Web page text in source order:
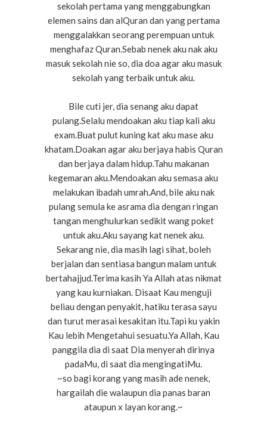
sekolah pertama yang menggabungkan
elemen sains dan alQuran dan yang pertama
menggalakkan seorang perempuan untuk
menghafaz Quran.Sebab nenek aku nak aku
masuk sekolah nie so, dia doa agar aku masuk
sekolah yang terbaik untuk aku.
Bile cuti jer, dia senang aku dapat
pulang.Selalu mendoakan aku tiap kali aku
exam.Buat pulut kuning kat aku mase aku
khatam.Doakan agar aku berjaya habis Quran
dan berjaya dalam hidup.Tahu makanan
kegemaran aku.Mendoakan aku semasa aku
melakukan ibadah umrah.And, bile aku nak
pulang semula ke asrama dia dengan ringan
tangan menghulurkan sedikit wang poket
untuk aku.Aku sayang kat nenek aku.
Sekarang nie, dia masih lagi sihat, boleh
berjalan dan sentiasa bangun malam untuk
bertahajjud.Terima kasih Ya Allah atas nikmat
yang kau kurniakan. Disaat Kau menguji
beliau dengan penyakit, hatiku terasa sayu
dan turut merasai kesakitan itu.Tapi ku yakin
Kau lebih Mengetahui sesuatu.Ya Allah, Kau
panggila dia di saat Dia menyerah dirinya
padaMu, di saat dia mengingatiMu.
~so bagi korang yang masih ade nenek,
hargailah die walaupun dia panas baran
ataupun x layan korang.~